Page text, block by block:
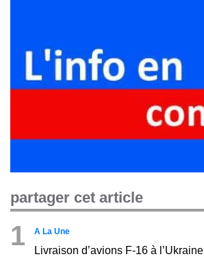
partager cet article
1 A La Une
Livraison d’avions F-16 à l’Ukraine